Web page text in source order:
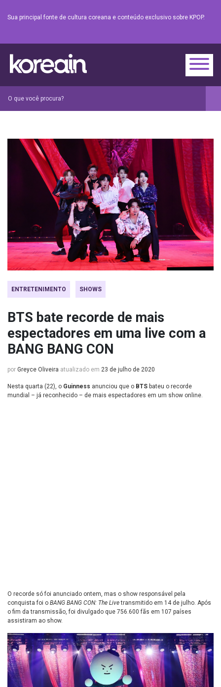
Sua principal fonte de cultura coreana e conteúdo exclusivo sobre KPOP.
ENTRETENIMENTO SHOWS
BTS bate recorde de mais
espectadores em uma live com a
BANG BANG CON
por Greyce Oliveira atualizado em 23 de julho de 2020
Nesta quarta (22), o Guinness anunciou que o BTS bateu o recorde
mundial – já reconhecido – de mais espectadores em um show online.
O recorde só foi anunciado ontem, mas o show responsável pela
conquista foi o BANG BANG CON: The Livetransmitido em 14 de julho. Após
o fim da transmissão, foi divulgado que 756.600 fãs em 107 países
assistiram ao show.